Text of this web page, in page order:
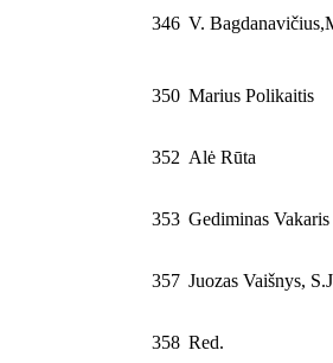
346 V.
350 Marius Polikaitis
352 Alė Rūta
353 Gediminas Vakaris
357 Juozas Vaišnys,
358 Red.